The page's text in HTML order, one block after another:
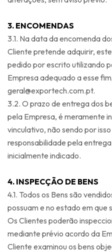
3. ENCOMENDAS
3.1. Na data da encomenda
Cliente pretende adquirir,
pedido por escrito utilizando
Empresa adequado a esse
geral@exportech.com.pt.
3.2. O prazo de entrega dos
pela Empresa, é meramente
vinculativo, não sendo por
responsabilidade pela
inicialmente indicado.
4. INSPECÇÃO DE BENS
4.1. Todos os Bens são
possuam e no estado em que
Os Clientes poderão
mediante prévio acordo da
Cliente examinou os bens